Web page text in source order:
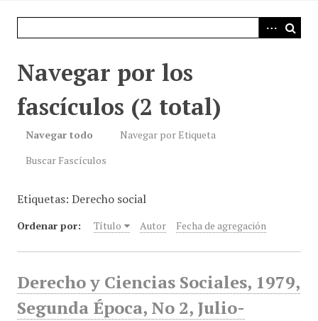
Navegar por los
fascículos (2 total)
Navegar todo
Navegar por Etiqueta
Buscar Fascículos
Etiquetas: Derecho social
Ordenar por: Título Autor Fecha de agregación
Derecho y Ciencias Sociales, 1979,
Segunda Época, No 2, Julio-